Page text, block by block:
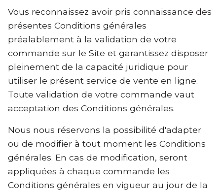
Vous reconnaissez avoir pris connaissance des
présentes Conditions générales
préalablement à la validation de votre
commande sur le Site et garantissez disposer
pleinement de la capacité juridique pour
utiliser le présent service de vente en ligne.
Toute validation de votre commande vaut
acceptation des Conditions générales.
Nous nous réservons la possibilité d'adapter
ou de modifier à tout moment les Conditions
générales. En cas de modification, seront
appliquées à chaque commande les
Conditions générales en vigueur au jour de la